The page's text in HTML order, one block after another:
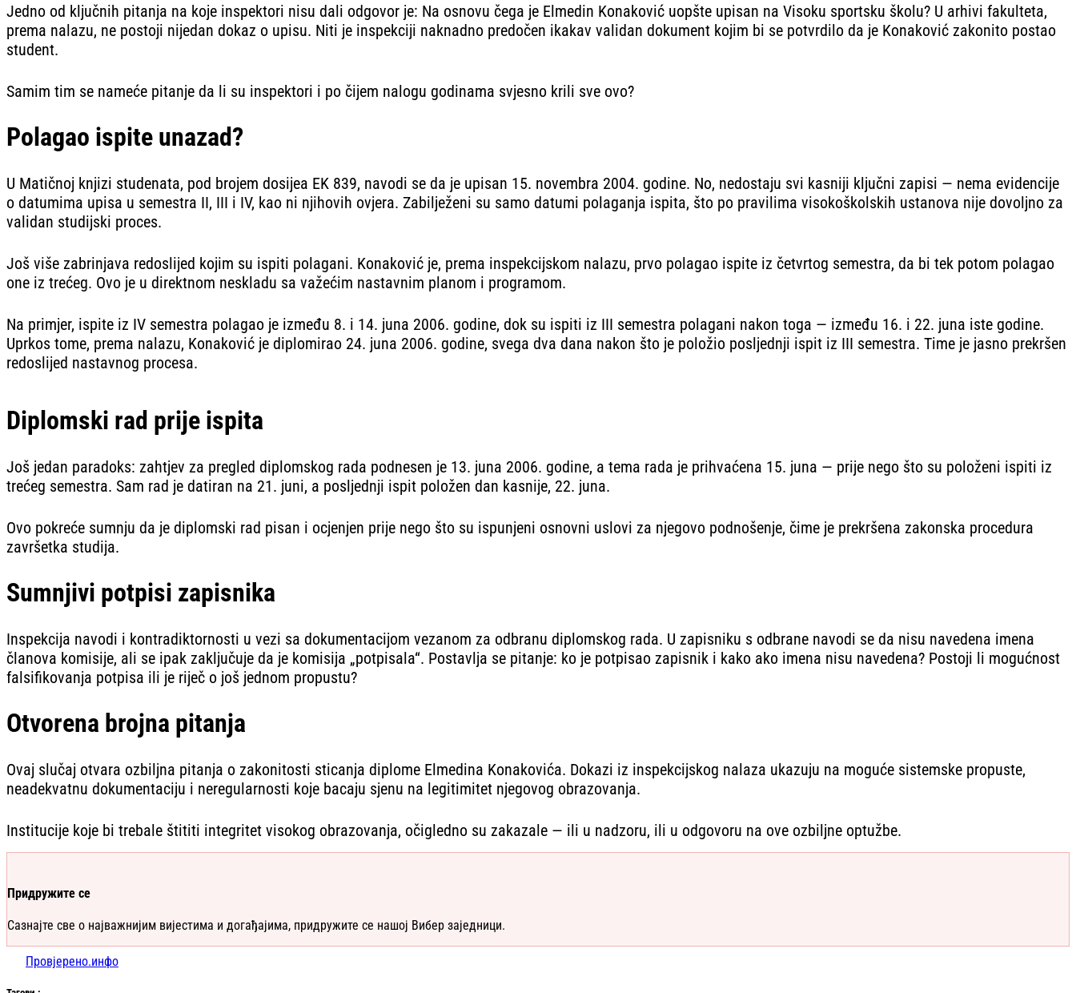
Jedno od ključnih pitanja na koje inspektori nisu dali odgovor je: Na osnovu čega je Elmedin Konaković uopšte upisan na Visoku sportsku školu? U arhivi fakulteta,
prema nalazu, ne postoji nijedan dokaz o upisu. Niti je inspekciji naknadno predočen ikakav validan dokument kojim bi se potvrdilo da je Konaković zakonito postao
student.
Samim tim se nameće pitanje da li su inspektori i po čijem nalogu godinama svjesno krili sve ovo?
Polagao ispite unazad?
U Matičnoj knjizi studenata, pod brojem dosijea EK 839, navodi se da je upisan 15. novembra 2004. godine. No, nedostaju svi kasniji ključni zapisi — nema evidencije
o datumima upisa u semestra II, III i IV, kao ni njihovih ovjera. Zabilježeni su samo datumi polaganja ispita, što po pravilima visokoškolskih ustanova nije dovoljno za
validan studijski proces.
Još više zabrinjava redoslijed kojim su ispiti polagani. Konaković je, prema inspekcijskom nalazu, prvo polagao ispite iz četvrtog semestra, da bi tek potom polagao
one iz trećeg. Ovo je u direktnom neskladu sa važećim nastavnim planom i programom.
Na primjer, ispite iz IV semestra polagao je između 8. i 14. juna 2006. godine, dok su ispiti iz III semestra polagani nakon toga — između 16. i 22. juna iste godine.
Uprkos tome, prema nalazu, Konaković je diplomirao 24. juna 2006. godine, svega dva dana nakon što je položio posljednji ispit iz III semestra. Time je jasno prekršen
redoslijed nastavnog procesa.
Diplomski rad prije ispita
Još jedan paradoks: zahtjev za pregled diplomskog rada podnesen je 13. juna 2006. godine, a tema rada je prihvaćena 15. juna — prije nego što su položeni ispiti iz
trećeg semestra. Sam rad je datiran na 21. juni, a posljednji ispit položen dan kasnije, 22. juna.
Ovo pokreće sumnju da je diplomski rad pisan i ocjenjen prije nego što su ispunjeni osnovni uslovi za njegovo podnošenje, čime je prekršena zakonska procedura
završetka studija.
Sumnjivi potpisi zapisnika
Inspekcija navodi i kontradiktornosti u vezi sa dokumentacijom vezanom za odbranu diplomskog rada. U zapisniku s odbrane navodi se da nisu navedena imena
članova komisije, ali se ipak zaključuje da je komisija „potpisala“. Postavlja se pitanje: ko je potpisao zapisnik i kako ako imena nisu navedena? Postoji li mogućnost
falsifikovanja potpisa ili je riječ o još jednom propustu?
Otvorena brojna pitanja
Ovaj slučaj otvara ozbiljna pitanja o zakonitosti sticanja diplome Elmedina Konakovića. Dokazi iz inspekcijskog nalaza ukazuju na moguće sistemske propuste,
neadekvatnu dokumentaciju i neregularnosti koje bacaju sjenu na legitimitet njegovog obrazovanja.
Institucije koje bi trebale štititi integritet visokog obrazovanja, očigledno su zakazale — ili u nadzoru, ili u odgovoru na ove ozbiljne optužbe.
Придружите се
Сазнајте све о најважнијим вијестима и догађајима, придружите се нашој Вибер заједници.
Провјерено.инфо